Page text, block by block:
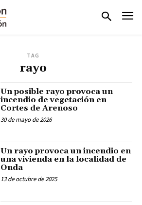
TAG
rayo
Un posible rayo provoca un
incendio de vegetación en
Cortes de Arenoso
30 de mayo de 2026
Un rayo provoca un incendio en
una vivienda en la localidad de
Onda
13 de octubre de 2025